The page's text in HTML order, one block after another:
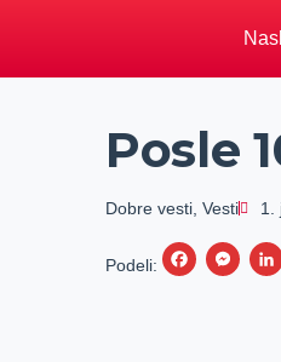
Posle
Dobre vesti ,Vesti 1.
Podeli:
F
M